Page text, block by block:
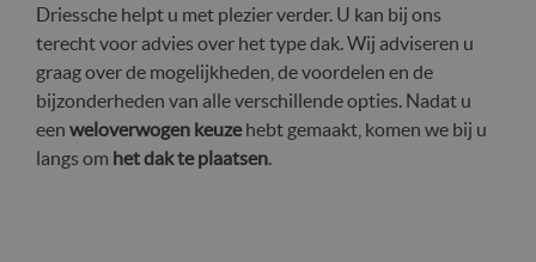
Driessche helpt u met plezier verder. U kan bij ons
terecht voor advies over het type dak. Wij adviseren u
graag over de mogelijkheden, de voordelen en de
bijzonderheden van alle verschillende opties. Nadat u
een weloverwogen keuzehebt gemaakt, komen we bij u
langs om het dak te plaatsen.